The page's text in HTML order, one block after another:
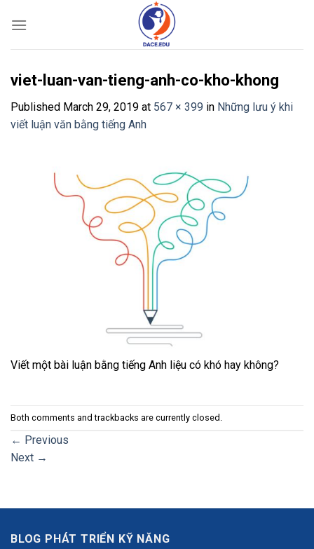
viet-luan-van-tieng-anh-co-kho-khong
Published March 29, 2019 at 567 × 399 in Những lưu ý khi
viết luận văn bằng tiếng Anh
Viết một bài luận bằng tiếng Anh liệu có khó hay không?
Both comments and trackbacks are currently closed.
← Previous
Next →
BLOG PHÁT TRIỂN KỸ NĂNG